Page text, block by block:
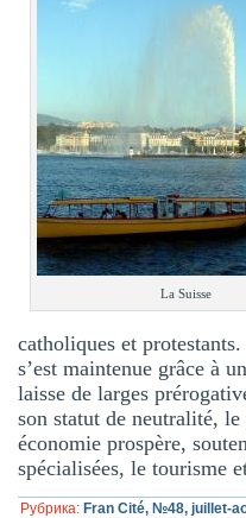
La Suisse
catholiques et
s’est maintenue grâce à
laisse de larges
son statut de neutralité,
économie prospère,
spécialisées, le tourisme
Рубрика: Fran Cité, №48, juillet-